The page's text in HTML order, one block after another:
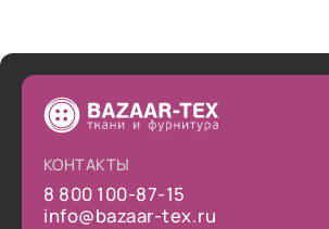
КОНТАКТЫ
8 800 100-87-15
info@bazaar-tex.ru